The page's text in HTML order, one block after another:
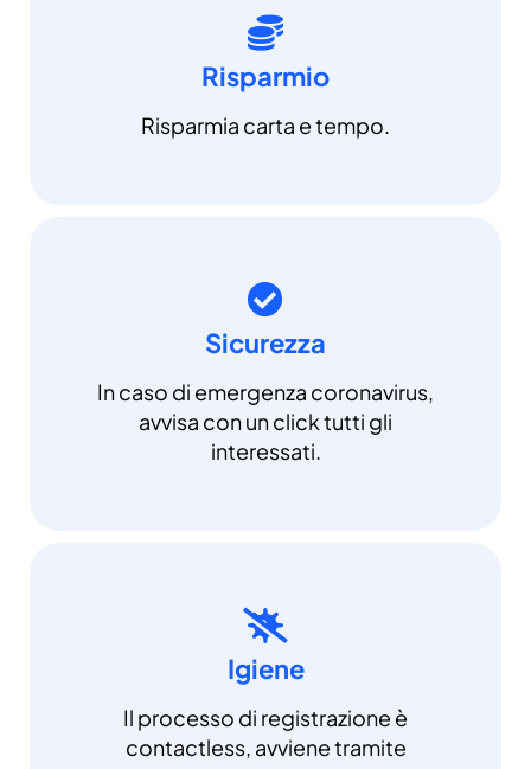
Risparmio
Risparmia carta e tempo.
Sicurezza
In caso di emergenza coronavirus,
avvisa con un click tutti gli
interessati.
Igiene
Il processo di registrazione è
contactless, avviene tramite